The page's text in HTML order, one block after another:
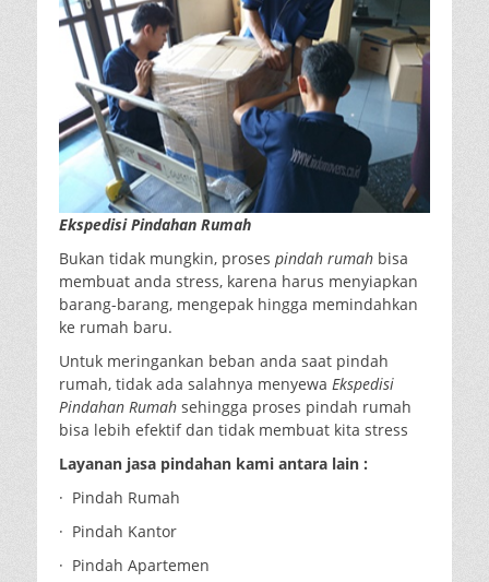
Ekspedisi Pindahan Rumah
Bukan tidak mungkin, proses pindah rumah bisa
membuat anda stress, karena harus menyiapkan
barang-barang, mengepak hingga memindahkan
ke rumah baru.
Untuk meringankan beban anda saat pindah
rumah, tidak ada salahnya menyewa Ekspedisi
Pindahan Rumah sehingga proses pindah rumah
bisa lebih efektif dan tidak membuat kita stress
Layanan jasa pindahan kami antara lain :
· Pindah Rumah
· Pindah Kantor
· Pindah Apartemen